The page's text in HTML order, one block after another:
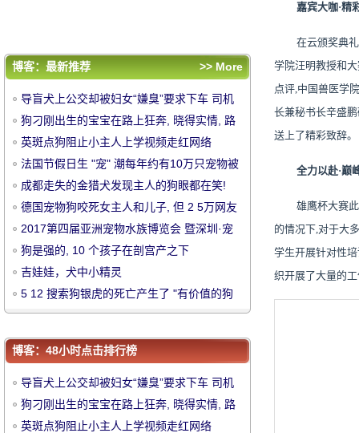
中
华
嘉宾大咖·精
在云颁奖典
学院汪明教授和
点评,中国兽医学
长兼秘书长辛盛
送上了精彩致辞。
全力以赴·巅
雄鹰杯大赛
的情况下,对于大
学生开展针对性
织开展了大量的
基因存储计划"
评论排行
法国节假日生 "宠" 潮每年约有10万只宠物
被丢弃
成都走失的金猎犬发现主人的狗眼都在笑!
德国宠物狗咬死女主人和儿子, 但 2 5万网友
请愿并不能杀死它
2017第四届亚洲宠物水族博览会 暨深圳·宠
世界招商大会
狗是强的, 10 个孩子在剖宫产之下
吉娃娃，犬中小精灵
5 12 搜索狗银虎的死亡产生了 "有价值的狗
博客：最新推荐 >> More
导盲犬上公交却被妇女“嫌臭”要求下车 司机
的回应真是帅爆了
狗刁刚出生的宝宝在路上狂奔, 晓得实情, 路
人叹了口气: 人比狗!
英斑点狗阻止小主人上学视频走红网络
法国节假日生 "宠" 潮每年约有10万只宠物被
丢弃
成都走失的金猎犬发现主人的狗眼都在笑!
德国宠物狗咬死女主人和儿子, 但 2 5万网友
请愿并不能杀死它
2017第四届亚洲宠物水族博览会 暨深圳·宠
世界招商大会
狗是强的, 10 个孩子在剖宫产之下
吉娃娃，犬中小精灵
5 12 搜索狗银虎的死亡产生了 "有价值的狗
基因存储计划"
博客：48小时点击排行榜
导盲犬上公交却被妇女“嫌臭”要求下车 司机
的回应真是帅爆了
狗刁刚出生的宝宝在路上狂奔, 晓得实情, 路
人叹了口气: 人比狗!
英斑点狗阻止小主人上学视频走红网络